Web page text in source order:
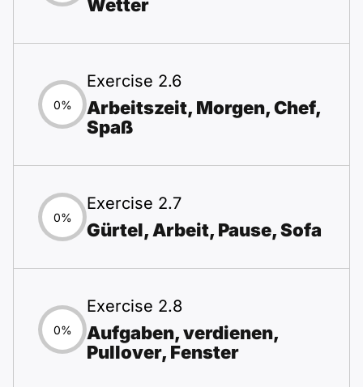
Wetter
0%
Exercise 2.6
Arbeitszeit, Morgen, Chef,
Spaß
0%
Exercise 2.7
Gürtel, Arbeit, Pause, Sofa
0%
Exercise 2.8
Aufgaben, verdienen,
Pullover, Fenster